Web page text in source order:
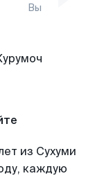
Вы
из Сухуми
каждую